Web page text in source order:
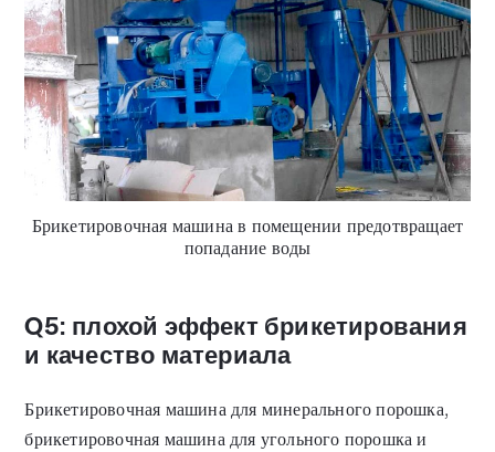
Брикетировочная машина в помещении предотвращает
попадание воды
Q5: плохой эффект брикетирования
и качество материала
Брикетировочная машина для минерального порошка,
брикетировочная машина для угольного порошка и